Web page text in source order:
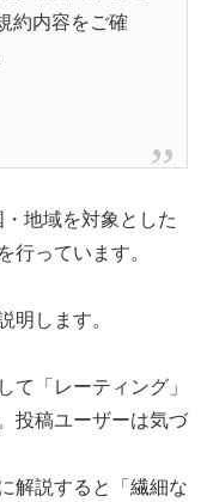
約内容をご確
地域を対象とした
行っています。
明します。
「レーティング」
投稿ユーザーは気づ
解説すると「繊細な